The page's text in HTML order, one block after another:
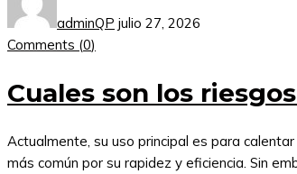
adminQP julio 27, 2026
Comments (0)
Cuales son los
Actualmente, su uso principal es para
más común por su rapidez y eficiencia. Sin